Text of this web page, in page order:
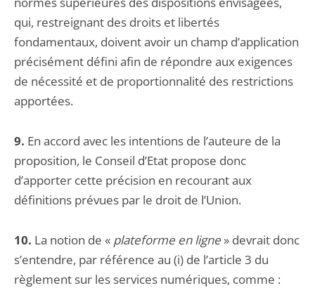
qui, restreignant des droits et libertés
fondamentaux, doivent avoir un champ d’application
précisément défini afin de répondre aux exigences
de nécessité et de proportionnalité des restrictions
apportées.
9. En accord avec les intentions de l’auteure de la
proposition, le Conseil d’Etat propose donc
d’apporter cette précision en recourant aux
définitions prévues par le droit de l’Union.
10. La notion de « plateforme en ligne » devrait donc
s’entendre, par référence au (i) de l’article 3 du
règlement sur les services numériques, comme :